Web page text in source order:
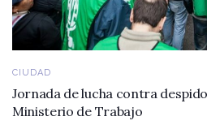
CIUDAD
Jornada de lucha contra
Ministerio de Trabajo